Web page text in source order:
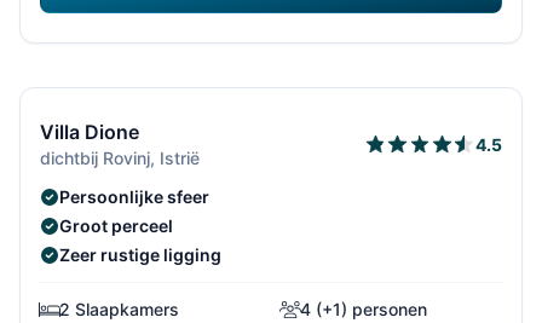
Villa Dione
dichtbij Rovinj, Istrië
4.5
Persoonlijke sfeer
Groot perceel
Zeer rustige ligging
2 Slaapkamers
4 (+1) personen